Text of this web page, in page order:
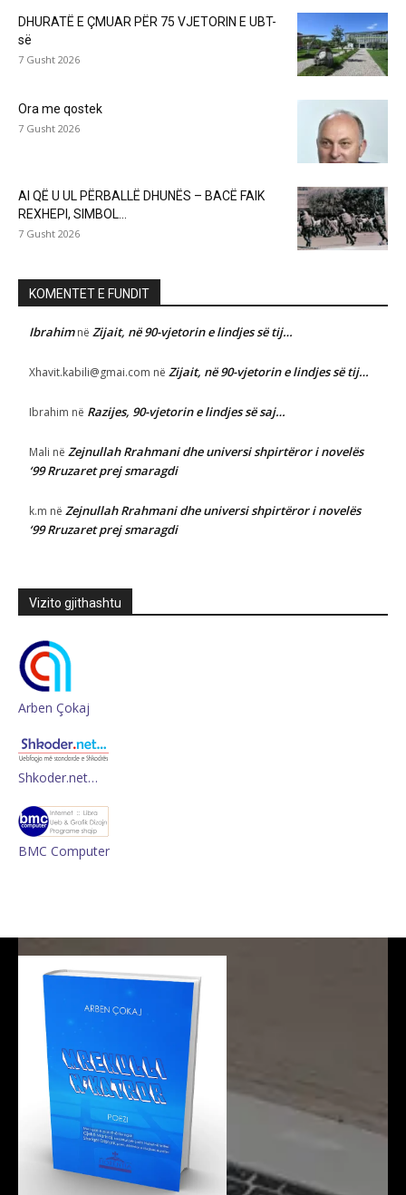
DHURATË E ÇMUAR PËR 75 VJETORIN E UBT-
së
7 Gusht 2026
Ora me qostek
7 Gusht 2026
AI QË U UL PËRBALLË DHUNËS – BACË FAIK
REXHEPI, SIMBOL...
7 Gusht 2026
KOMENTET E FUNDIT
Ibrahimnë Zijait, në 90-vjetorin e lindjes së tij…
Xhavit.kabili@gmai.com në Zijait, në 90-vjetorin e lindjes së tij…
Ibrahim në Razijes, 90-vjetorin e lindjes së saj…
Mali në Zejnullah Rrahmani dhe universi shpirtëror i novelës
‘99 Rruzaret prej smaragdi
k.m në Zejnullah Rrahmani dhe universi shpirtëror i novelës
‘99 Rruzaret prej smaragdi
Vizito gjithashtu
Arben Çokaj
Shkoder.net…
BMC Computer